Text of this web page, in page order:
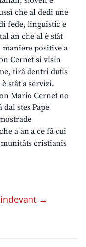
che al dedi une
fede, linguistic e
an che al è stât
positive a
Cernet si visin
tirâ dentri dutis
stât a servizi.
Mario Cernet no
dal stes Pape
a àn a ce fâ cui
cristianis
→